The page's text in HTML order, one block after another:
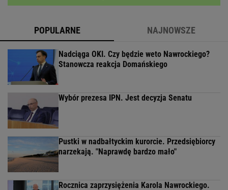
POPULARNE NAJNOWSZE
Nadciąga OKI. Czy będzie weto Nawrockiego?
Stanowcza reakcja Domańskiego
Wybór prezesa IPN. Jest decyzja Senatu
Pustki w nadbałtyckim kurorcie. Przedsiębiorcy
narzekają. "Naprawdę bardzo mało"
Rocznica zaprzysiężenia Karola Nawrockiego.